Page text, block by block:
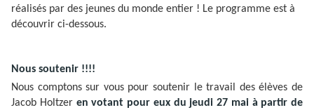
réalisés par des jeunes du monde entier ! Le programme est à
découvrir ci-dessous.
Nous soutenir !!!!
Nous comptons sur vous pour soutenir le travail des élèves de
Jacob Holtzer en votant pour eux du jeudi 27 mai à partir de